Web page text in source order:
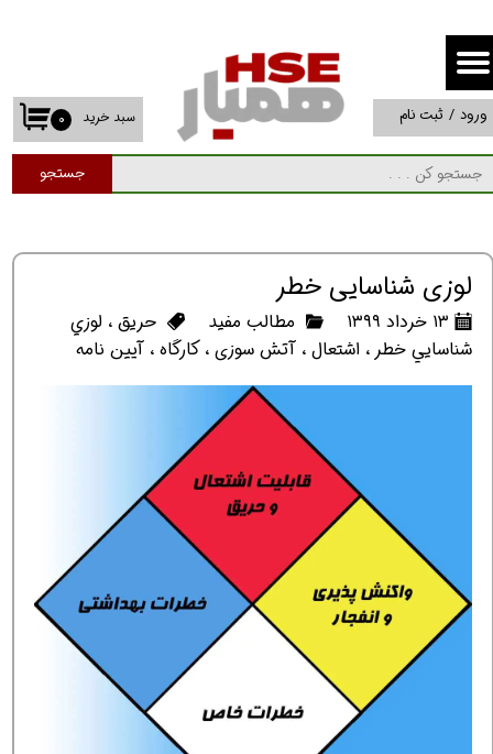
جستجو
۰ سبد خرید ورود / ثبت نام
حساب کاربری من
تغییر گذر واژه
سفارشات
لوزي شناسايي خطر
۱۳ خرداد ۱۳۹۹ مطالب مفید حریق، لوزي
شناسايي خطر ، اشتعال، آتش سوزی، کارگاه، آیین نامه